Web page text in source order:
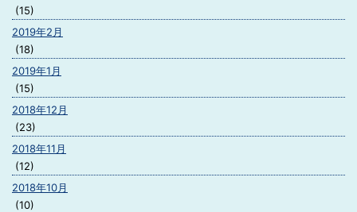
(15)
2019年2月
(18)
2019年1月
(15)
2018年12月
(23)
2018年11月
(12)
2018年10月
(10)